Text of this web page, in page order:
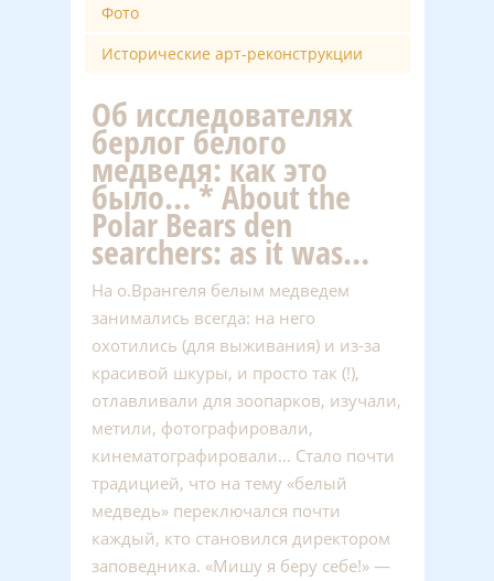
Фото
Исторические арт-реконструкции
Об исследователях
берлог белого
медведя: как это
было… * About the
Polar Bears den
searchers: as it was…
На о.Врангеля белым медведем
занимались всегда: на него
охотились (для выживания) и из-за
красивой шкуры, и просто так (!),
отлавливали для зоопарков, изучали,
метили, фотографировали,
кинематографировали… Стало почти
традицией, что на тему «белый
медведь» переключался почти
каждый, кто становился директором
заповедника. «Мишу я беру себе!» —